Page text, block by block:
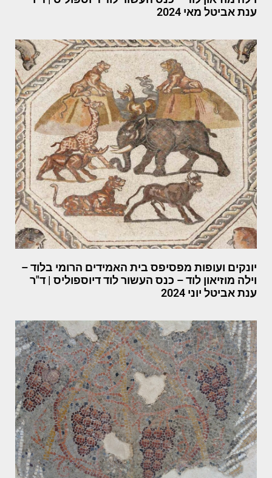
ענת אביטל מאי 2024
יונקים ועופות מפסיפס בית האמידים הרומי בלוד –
וילה מוזיאון לוד – כנס העשור לוד דיוספוליס | ד"ר
ענת אביטל יוני 2024